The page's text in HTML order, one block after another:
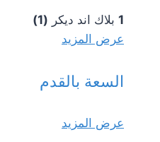
1 بلاك اند ديكر (1)
عرض المزيد
السعة بالقدم
عرض المزيد